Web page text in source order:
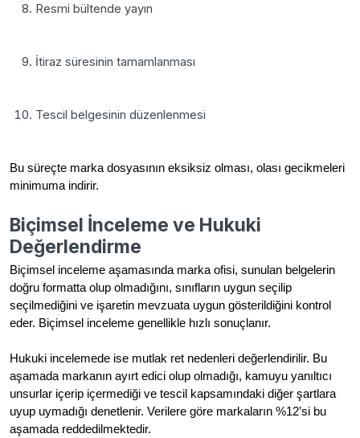
Resmi bültende yayın
İtiraz süresinin tamamlanması
Tescil belgesinin düzenlenmesi
Bu süreçte marka dosyasının eksiksiz olması, olası gecikmeleri
minimuma indirir.
Biçimsel İnceleme ve Hukuki
Değerlendirme
Biçimsel inceleme aşamasında marka ofisi, sunulan belgelerin
doğru formatta olup olmadığını, sınıfların uygun seçilip
seçilmediğini ve işaretin mevzuata uygun gösterildiğini kontrol
eder. Biçimsel inceleme genellikle hızlı sonuçlanır.
Hukuki incelemede ise mutlak ret nedenleri değerlendirilir. Bu
aşamada markanın ayırt edici olup olmadığı, kamuyu yanıltıcı
unsurlar içerip içermediği ve tescil kapsamındaki diğer şartlara
uyup uymadığı denetlenir. Verilere göre markaların %12’si bu
aşamada reddedilmektedir.